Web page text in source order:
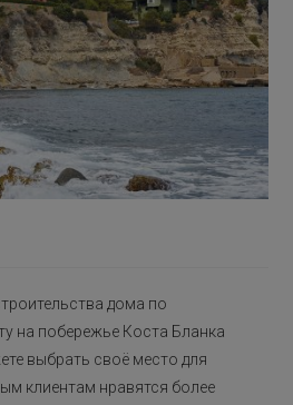
дома по
на побережье Коста Бланка
выбрать своё место для
клиентам нравятся более